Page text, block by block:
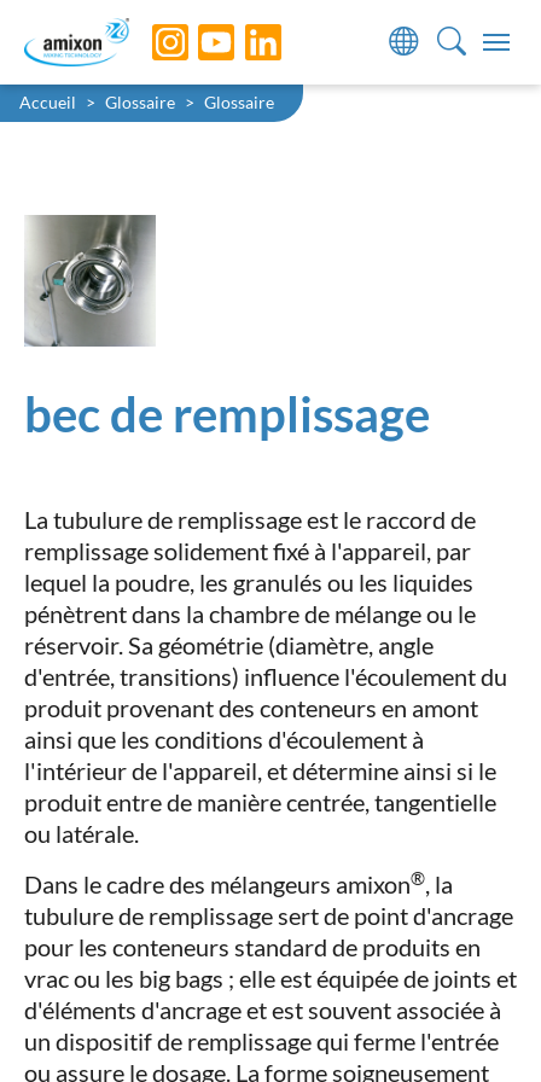
Skip to main navigation
Skip to main content
Skip to page footer
You are here:
Accueil Glossaire Glossaire
bec de remplissage
La tubulure de remplissage est le raccord de
remplissage solidement fixé à l'appareil, par
lequel la poudre, les granulés ou les liquides
pénètrent dans la chambre de mélange ou le
réservoir. Sa géométrie (diamètre, angle
d'entrée, transitions) influence l'écoulement du
produit provenant des conteneurs en amont
ainsi que les conditions d'écoulement à
l'intérieur de l'appareil, et détermine ainsi si le
produit entre de manière centrée, tangentielle
ou latérale.
Dans le cadre des mélangeurs amixon®, la
tubulure de remplissage sert de point d'ancrage
pour les conteneurs standard de produits en
vrac ou les big bags ; elle est équipée de joints et
d'éléments d'ancrage et est souvent associée à
un dispositif de remplissage qui ferme l'entrée
ou assure le dosage. La forme soigneusement